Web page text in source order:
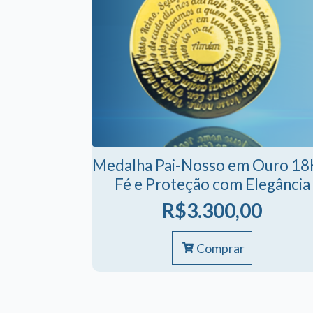
Medalha Pai-Nosso em Ouro
Fé e Proteção com Elegância
R$3.300,00
Comprar